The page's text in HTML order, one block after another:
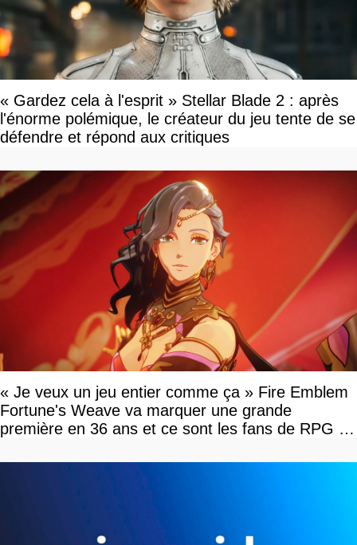
« Gardez cela à l'esprit » Stellar Blade 2 : après
l'énorme polémique, le créateur du jeu tente de se
défendre et répond aux critiques
« Je veux un jeu entier comme ça » Fire Emblem
Fortune's Weave va marquer une grande
première en 36 ans et ce sont les fans de RPG en